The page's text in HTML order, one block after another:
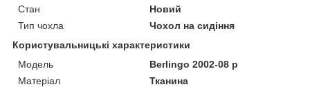
Стан
Новий
Тип чохла
Чохол на сидіння
Користувальницькі характеристики
Модель
Berlingo 2002-08 р
Матеріал
Тканина